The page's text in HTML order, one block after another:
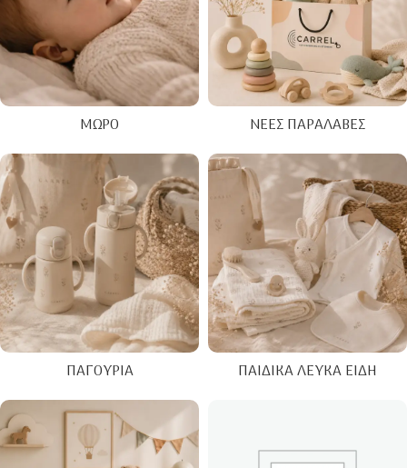
ΜΩΡΌ ΝΈΕΣ ΠΑΡΑΛΑΒΈΣ
ΠΑΓΟΎΡΙΑ ΠΑΙΔΙΚΆ ΛΕΥΚΆ ΕΊΔΗ